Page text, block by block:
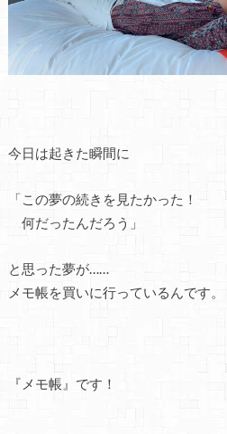
今日は起きた瞬間に
「この夢の続きを見たかった！
何だったんだろう」
と思った夢が……
メモ帳を買いに行っているんです。
『メモ帳』です！